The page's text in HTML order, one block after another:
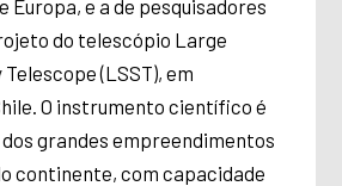
Europa, e a de pesquisadores
do telescópio Large
(LSST), em
O instrumento científico é
grandes empreendimentos
continente, com capacidade